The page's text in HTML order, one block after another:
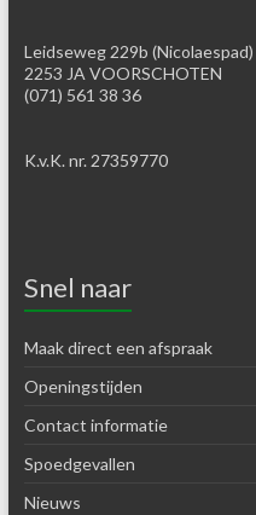
Leidseweg 229b (Nicolaespad)
2253 JA VOORSCHOTEN
(071) 561 38 36
K.v.K. nr. 27359770
Snel naar
Maak direct een afspraak
Openingstijden
Contact informatie
Spoedgevallen
Nieuws